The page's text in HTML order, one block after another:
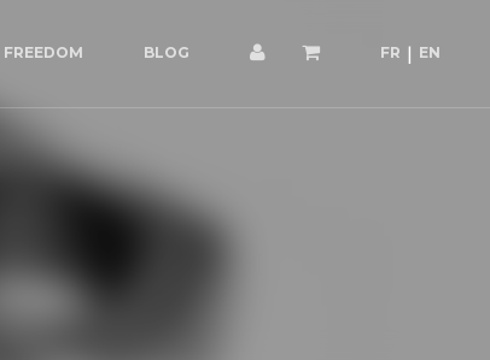
FREEDOM BLOG FR EN